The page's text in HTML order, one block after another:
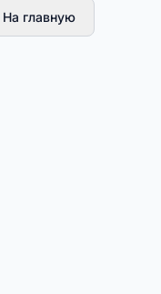
На главную